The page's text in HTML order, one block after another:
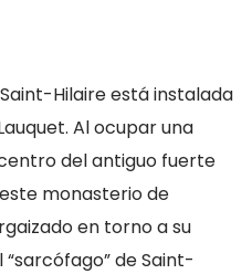
Hilaire está instalada
Al ocupar una
del antiguo fuerte
monasterio de
en torno a su
de Saint-